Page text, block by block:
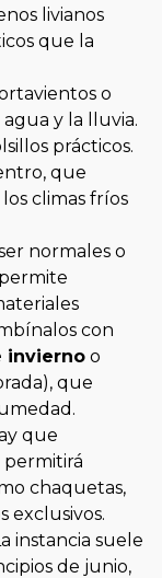
livianos
que la
o
y la lluvia.
prácticos.
que
climas fríos
normales o
con
invierno o
que
que
permitirá
chaquetas,
exclusivos.
instancia suele
de junio,